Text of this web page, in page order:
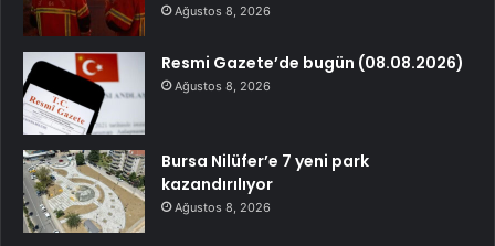
Ağustos 8, 2026
Resmi Gazete’de bugün (08.08.2026)
Ağustos 8, 2026
Bursa Nilüfer’e 7 yeni park
kazandırılıyor
Ağustos 8, 2026